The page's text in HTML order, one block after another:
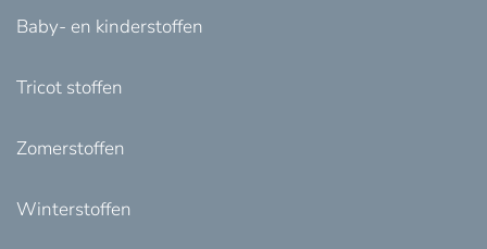
Baby- en kinderstoffen
Tricot stoffen
Zomerstoffen
Winterstoffen